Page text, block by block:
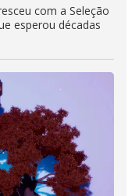
com a Seleção
esperou décadas